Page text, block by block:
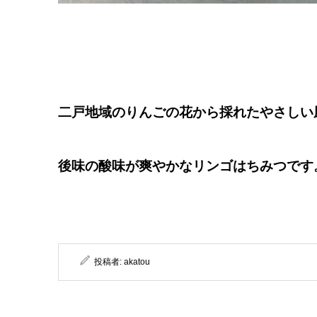
二戸地域のりんごの花から採れたやさしい
後味の酸味が爽やかなリンゴはちみつです
投稿者: akatou